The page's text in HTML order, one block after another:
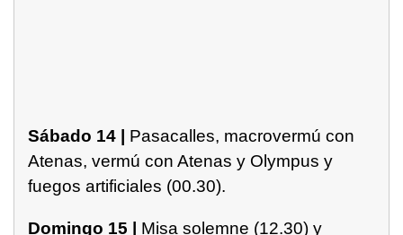
Sábado 14 | Pasacalles, macrovermú con
Atenas, vermú con Atenas y Olympus y
fuegos artificiales (00.30).
Domingo 15 | Misa solemne (12.30) y